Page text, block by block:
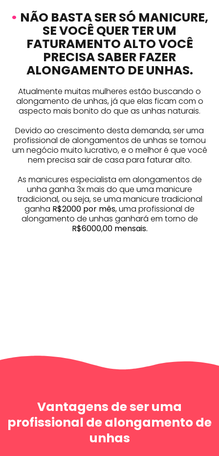
• NÃO BASTA SER SÓ MANICURE,
SE VOCÊ QUER TER UM
FATURAMENTO ALTO VOCÊ
PRECISA SABER FAZER
ALONGAMENTO DE UNHAS.
Atualmente muitas mulheres estão buscando o
alongamento de unhas, já que elas ficam com o
aspecto mais bonito do que as unhas naturais.
Devido ao crescimento desta demanda, ser uma
profissional de alongamentos de unhas se tornou
um negócio muito lucrativo, e o melhor é que você
nem precisa sair de casa para faturar alto.
As manicures especialista em alongamentos de
unha ganha 3x mais do que uma manicure
tradicional, ou seja, se uma manicure tradicional
ganha R$2000 por mês, uma profissional de
alongamento de unhas ganhará em torno de
R$6000,00 mensais.
Vantagens de ser uma
profissional de alongamento de
unhas